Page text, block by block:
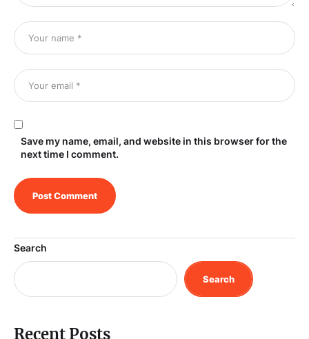
Save my name, email, and website in this browser for the
next time I comment.
Search
Search
Recent Posts